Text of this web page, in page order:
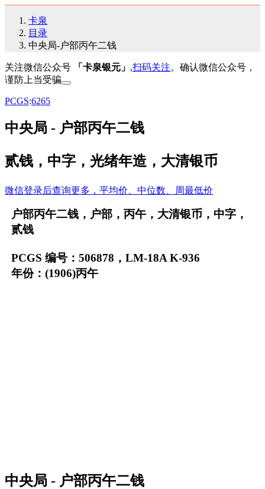
卡泉
目录
中央局-户部丙午二钱
关注微信公众号 「卡泉银元」 ,扫码关注。确认微信公众号，
谨防上当受骗
PCGS:6265
中央局 - 户部丙午二钱
贰钱，中字，光绪年造，大清银币
微信登录后查询更多，平均价、中位数、周最低价
户部丙午二钱，户部，丙午，大清银币，中字，
贰钱
PCGS 编号：506878，LM-18A K-936
年份：(1906)丙午
中央局 - 户部丙午二钱